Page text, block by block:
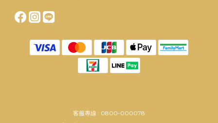
客服專線 : 0800-000078